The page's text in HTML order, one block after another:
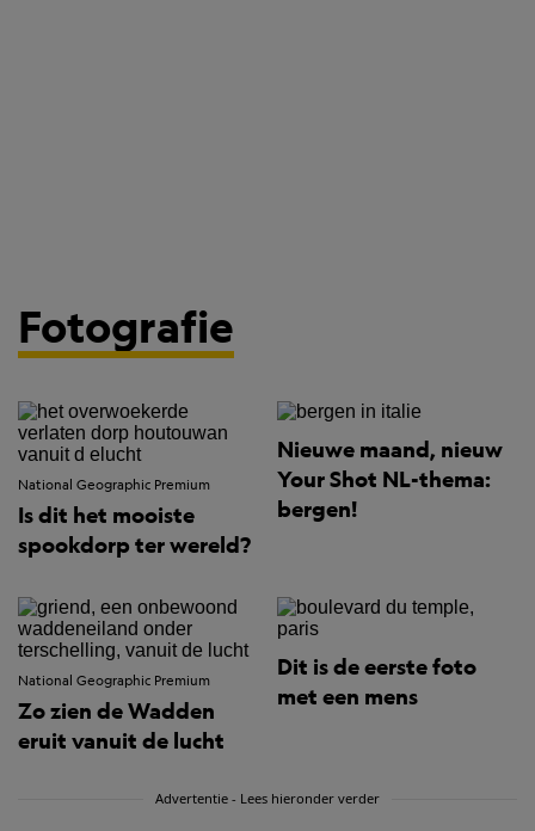
Fotografie
National Geographic Premium
Is dit het mooiste
spookdorp ter wereld?
Nieuwe maand, nieuw
Your Shot NL-thema:
bergen!
National Geographic Premium
Zo zien de Wadden
eruit vanuit de lucht
Dit is de eerste foto
met een mens
Advertentie - Lees hieronder verder